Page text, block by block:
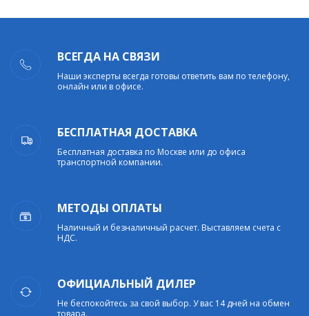
ВСЕГДА НА СВЯЗИ
Наши эксперты всегда готовы ответить вам по телефону,
онлайн или в офисе.
БЕСПЛАТНАЯ ДОСТАВКА
Бесплатная доставка по Москве или до офиса
транспортной компании.
МЕТОДЫ ОПЛАТЫ
Наличный и безналичный расчет. Выставляем счета с
НДС.
ОФИЦИАЛЬНЫЙ ДИЛЕР
Не беспокойтесь за свой выбор. У вас 14 дней на обмен
товара.